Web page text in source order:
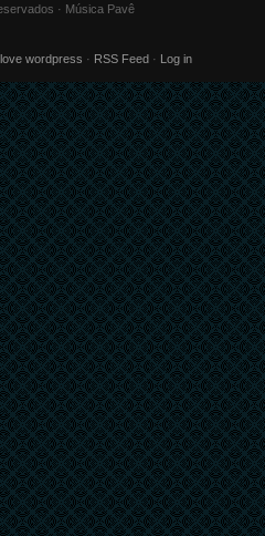
· Música Pavê
wordpress · RSS Feed · Log in